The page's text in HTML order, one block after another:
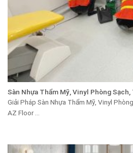
Sàn Nhựa Thẩm Mỹ, Vinyl Phòng
Giải Pháp Sàn Nhựa Thẩm Mỹ, Vinyl
AZ Floor ...